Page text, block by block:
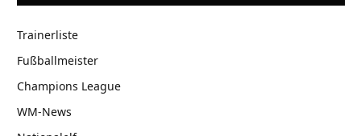
Trainerliste
Fußballmeister
Champions League
WM-News